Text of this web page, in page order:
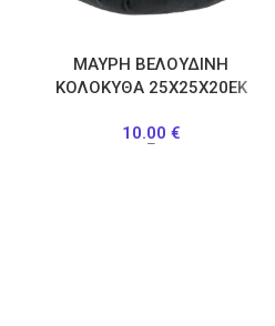
ΜΑΥΡΗ ΒΕΛΟΥΔΙΝΗ
ΚΟΛΟΚΥΘΑ 25Χ25Χ20ΕΚ
10.00 €
–